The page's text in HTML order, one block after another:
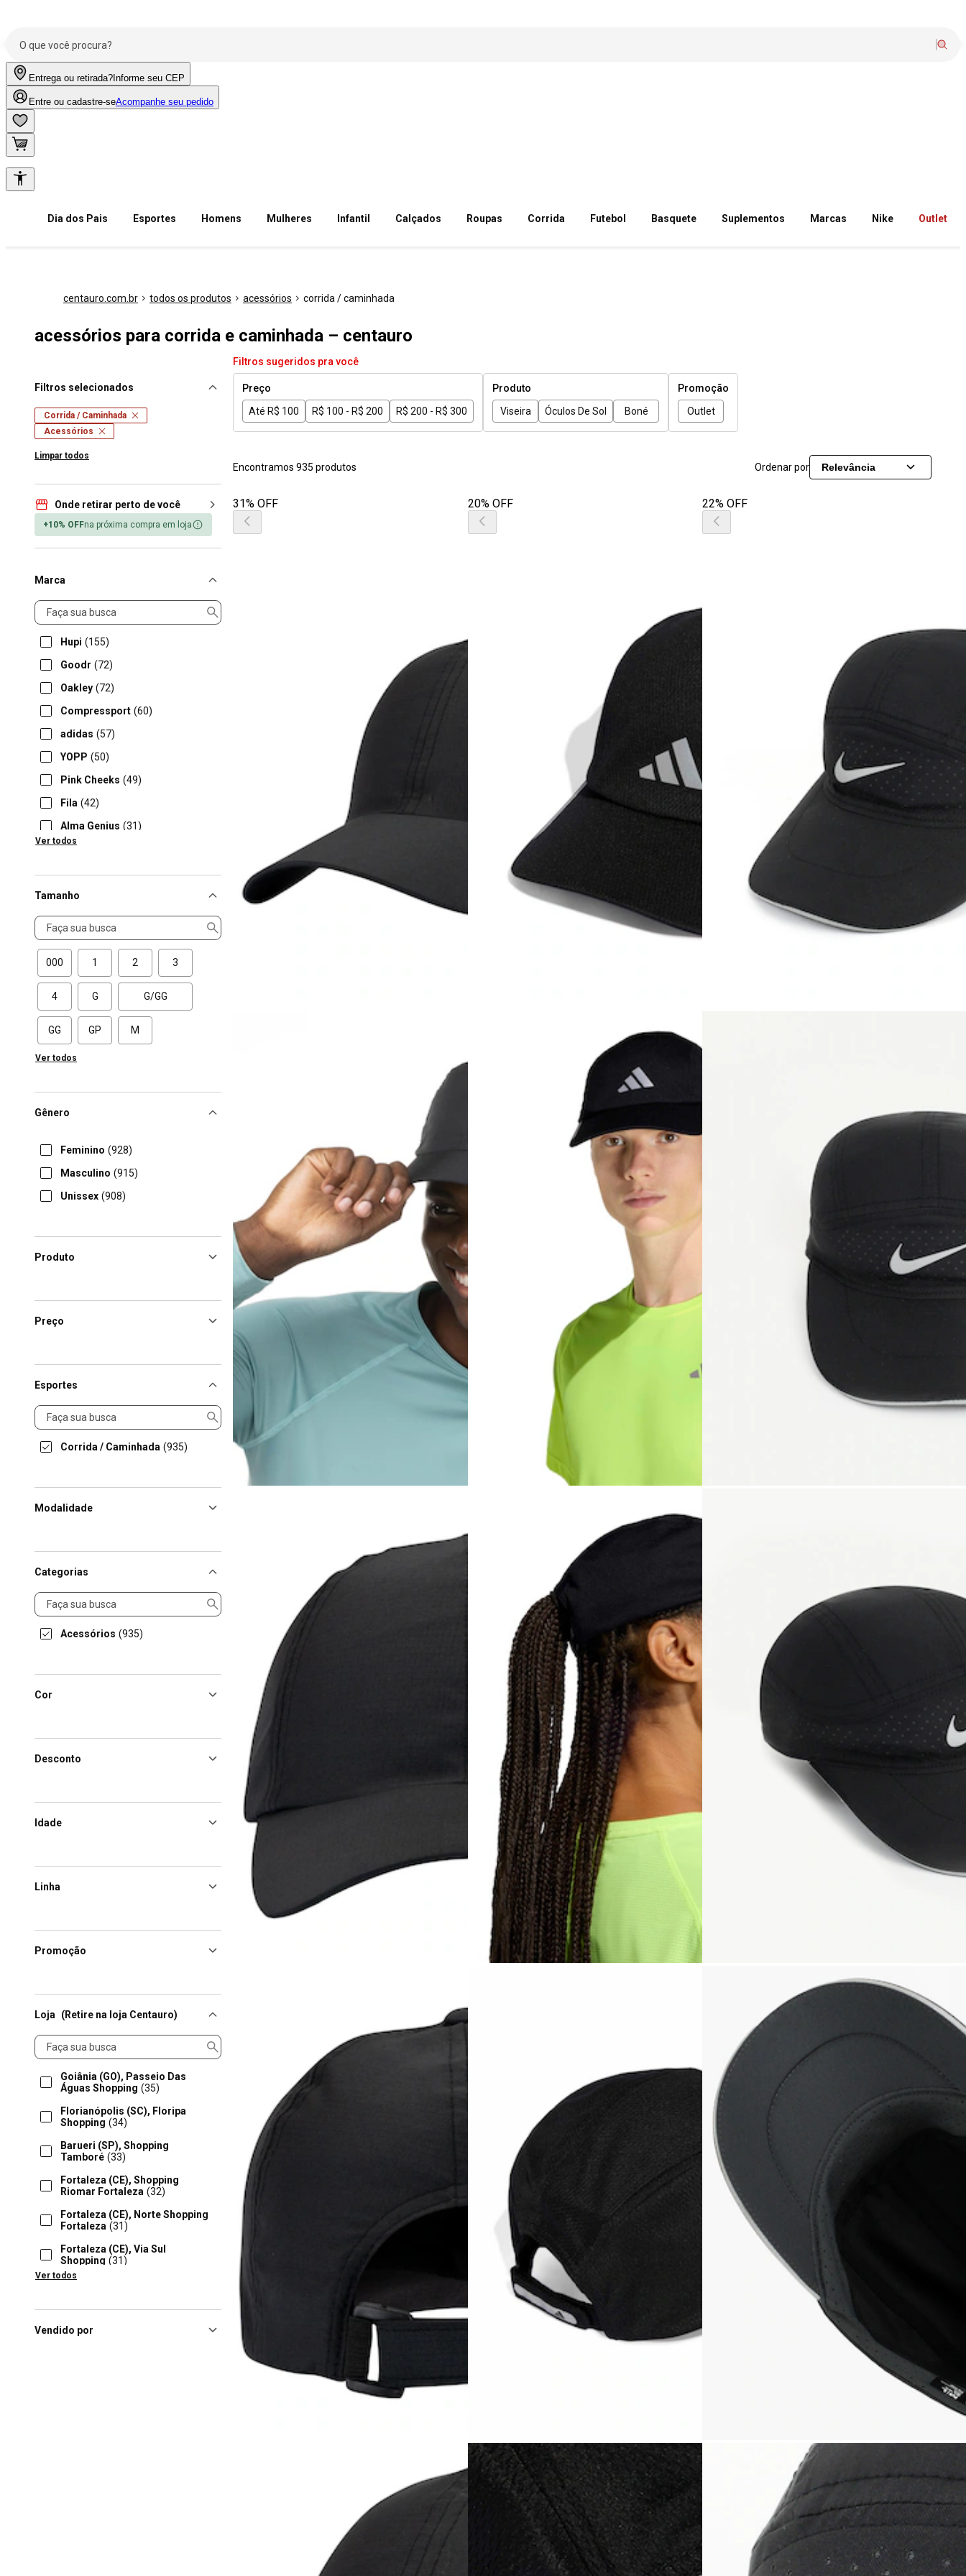
Entrega ou retirada? Informe seu CEP
Entre ou cadastre-seAcompanhe seu pedido
Dia dos Pais Esportes Homens Mulheres Infantil Calçados Roupas Corrida Futebol Basquete Suplementos Marcas Nike Outlet
centauro.com.br todos os produtos acessórios corrida / caminhada
acessórios para corrida e caminhada – centauro
Filtros selecionados
Corrida / Caminhada
Acessórios
Limpar todos
Onde retirar perto de você
+10% OFFna próxima compra em loja
Marca
Marca
Hupi (155)
Goodr (72)
Oakley (72)
Compressport (60)
adidas (57)
YOPP (50)
Pink Cheeks (49)
Fila (42)
Alma Genius (31)
Nike
Ver todos
Tamanho
Tamanho
000 1 2 3
4 G G/GG
GG GP M
Ver todos
Gênero
Feminino (928)
Masculino (915)
Unissex (908)
Produto
Preço
Esportes
Esportes
Corrida / Caminhada (935)
Modalidade
Categorias
Categorias
Acessórios (935)
Cor
Desconto
Idade
Linha
Promoção
Loja (Retire na loja Centauro)
Loja
Goiânia (GO), Passeio Das
Águas Shopping (35)
Florianópolis (SC), Floripa
Shopping (34)
Barueri (SP), Shopping
Tamboré (33)
Fortaleza (CE), Shopping
Riomar Fortaleza (32)
Fortaleza (CE), Norte Shopping
Fortaleza (31)
Fortaleza (CE), Via Sul
Shopping (31)
Maua (SP), Shopping
Ribeirão Preto
Ver todos
Vendido por
Filtros sugeridos pra você
Preço
Até R$ 100
R$ 100 - R$ 200 R$ 200 - R$ 300
Produto
Viseira
Óculos De Sol Boné
Promoção
Outlet
Encontramos 935 produtos Ordenar por Relevância
31% OFF 20% OFF 22% OFF